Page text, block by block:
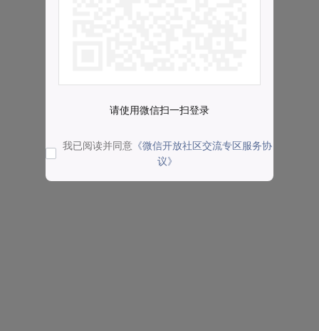
请使用微信扫一扫登录
我已阅读并同意 《微信开放社区交流专区服务协
议》